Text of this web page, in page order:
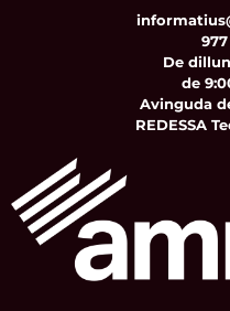
De
de
Avinguda
REDESSA